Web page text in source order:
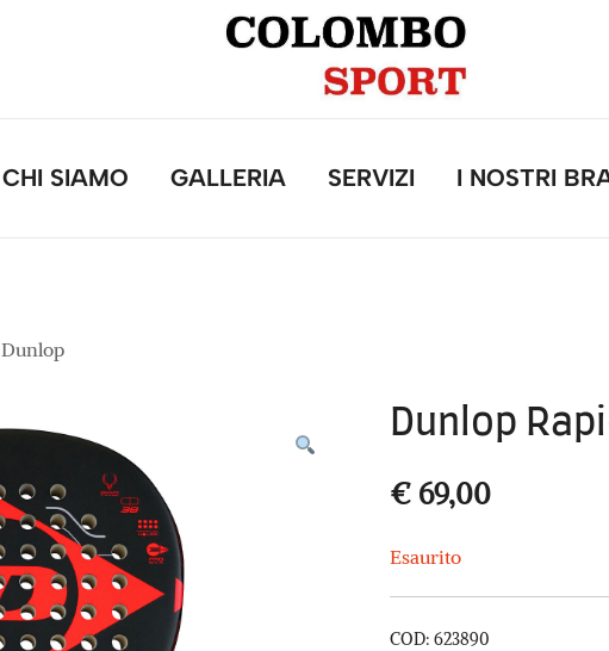
CHI SIAMO GALLERIA SERVIZI I NOSTRI
Dunlop
Dunlop
€ 69,00
Esaurito
COD: 623890